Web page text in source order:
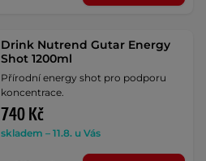
Drink Nutrend Gutar Energy
Shot 1200ml
Přírodní energy shot pro podporu
koncentrace.
740 Kč
skladem – 11.8. u Vás